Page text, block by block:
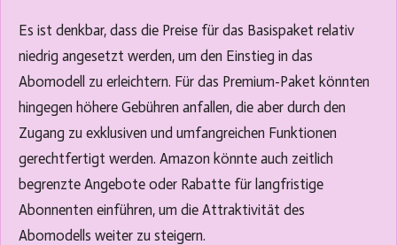
Es ist denkbar, dass die Preise für das Basispaket relativ
niedrig angesetzt werden, um den Einstieg in das
Abomodell zu erleichtern. Für das Premium-Paket könnten
hingegen höhere Gebühren anfallen, die aber durch den
Zugang zu exklusiven und umfangreichen Funktionen
gerechtfertigt werden. Amazon könnte auch zeitlich
begrenzte Angebote oder Rabatte für langfristige
Abonnenten einführen, um die Attraktivität des
Abomodells weiter zu steigern.